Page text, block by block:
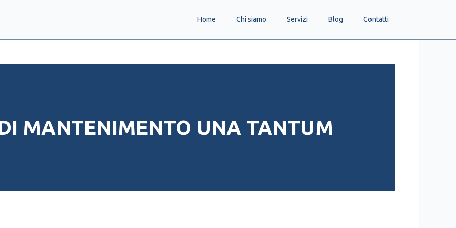
Home Chi siamo Servizi Blog Contatti
MANTENIMENTO UNA TANTUM